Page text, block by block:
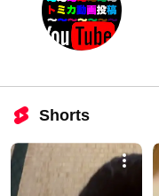
Shorts